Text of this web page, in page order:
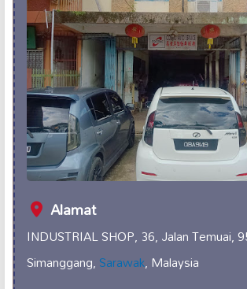
Alamat
INDUSTRIAL SHOP, 36, Jalan Temuai,
Simanggang,Sarawak, Malaysia